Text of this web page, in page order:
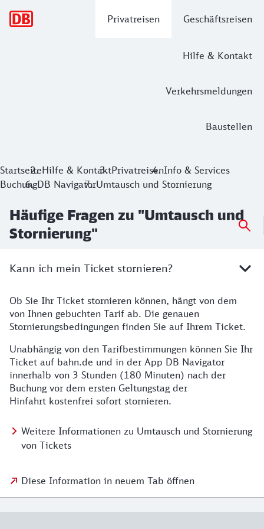
Privatreisen Geschäftsreisen
Hilfe & Kontakt
Verkehrsmeldungen
Baustellen
StartseiteHilfe & KontaktPrivatreisenInfo & Services
BuchungDB NavigatorUmtausch und Stornierung
Häufige Fragen zu "Umtausch und
Stornierung"
Kann ich mein Ticket stornieren?
Ob Sie Ihr Ticket stornieren können, hängt von dem
von Ihnen gebuchten Tarif ab. Die genauen
Stornierungsbedingungen finden Sie auf Ihrem Ticket.
Unabhängig von den Tarifbestimmungen können Sie Ihr
Ticket auf bahn.de und in der App DB Navigator
innerhalb von 3 Stunden (180 Minuten) nach der
Buchung vor dem ersten Geltungstag der
Hinfahrt kostenfrei sofort stornieren.
Weitere Informationen zu Umtausch und Stornierung
von Tickets
Diese Information in neuem Tab öffnen